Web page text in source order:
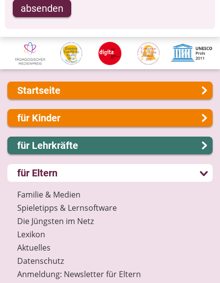
absenden
Startseite
Über uns
Presse
Kontakt
Impressum
Internet-ABC Sitemap
Barrierefreiheit
Länderprojekte
für Kinder
Lernen und Schule
Hobby und Freizeit
Spiel und Spaß
Mitreden und Mitmachen
Lexikon
Datenschutz
Newsletter
für Lehrkräfte
Lernmodule
Unterrichts­materialien
Internet-ABC-Schule
Praxishilfen
Aktuelles
Materialbestellung
Lexikon
Datenschutz
Newsletter
für Eltern
Familie & Medien
Spieletipps & Lernsoftware
Die Jüngsten im Netz
Lexikon
Aktuelles
Datenschutz
Anmeldung: Newsletter für Eltern